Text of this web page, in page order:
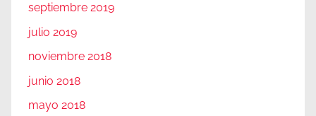
septiembre 2019
julio 2019
noviembre 2018
junio 2018
mayo 2018